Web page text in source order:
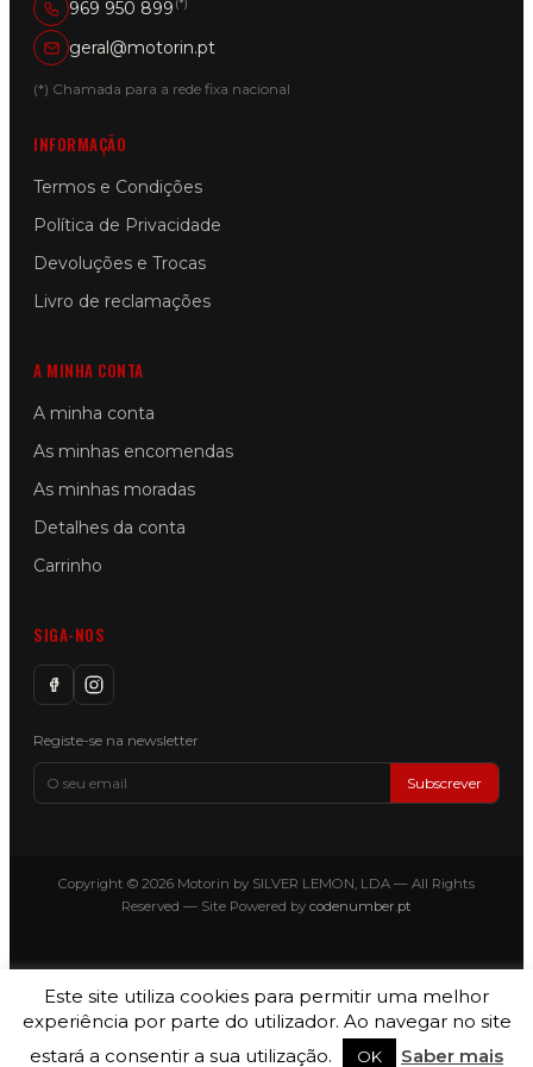
969 950 899 (*)
geral@motorin.pt
(*) Chamada para a rede fixa nacional
INFORMAÇÃO
Termos e Condições
Política de Privacidade
Devoluções e Trocas
Livro de reclamações
A MINHA CONTA
A minha conta
As minhas encomendas
As minhas moradas
Detalhes da conta
Carrinho
SIGA-NOS
Registe-se na newsletter
Subscrever
Copyright © 2026 Motorin by SILVER LEMON, LDA — All Rights
Reserved — Site Powered by codenumber.pt
Este site utiliza cookies para permitir uma melhor
experiência por parte do utilizador. Ao navegar no site
estará a consentir a sua utilização.
OK Saber mais